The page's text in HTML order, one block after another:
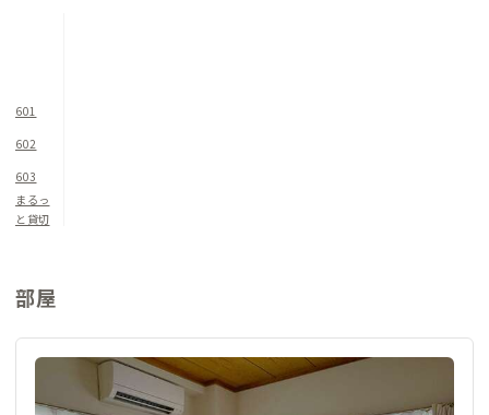
601
602
603
まるっ
と貸切
部屋